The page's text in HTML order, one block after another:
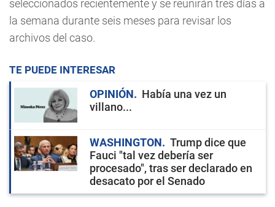
seleccionados recientemente y se reunirán tres días a
la semana durante seis meses para revisar los
archivos del caso.
TE PUEDE INTERESAR
OPINIÓN
Había una vez un
villano...
WASHINGTON
Trump dice que
Fauci "tal vez debería ser
procesado", tras ser declarado en
desacato por el Senado